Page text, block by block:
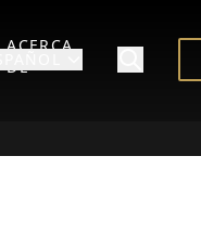
ACERCA
DE